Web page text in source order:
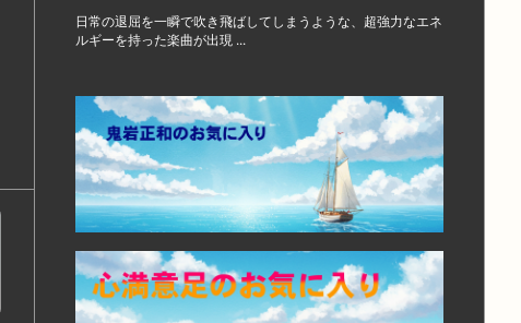
日常の退屈を一瞬で吹き飛ばしてしまうような、超強力なエネ
ルギーを持った楽曲が出現 ...